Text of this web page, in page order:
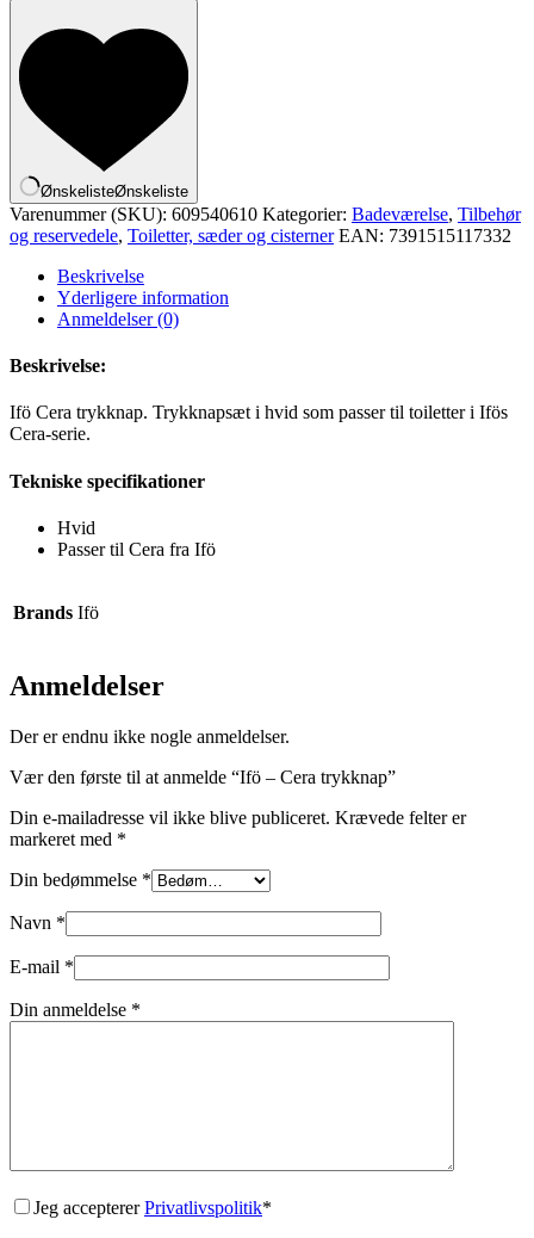
ØnskelisteØnskeliste
Varenummer (SKU): 609540610 Kategorier: Badeværelse, Tilbehør
og reservedele, Toiletter, sæder og cisterner EAN: 7391515117332
Beskrivelse
Yderligere information
Anmeldelser (0)
Beskrivelse:
Ifö Cera trykknap. Trykknapsæt i hvid som passer til toiletter i Ifös
Cera-serie.
Tekniske specifikationer
Hvid
Passer til Cera fra Ifö
Brands Ifö
Anmeldelser
Der er endnu ikke nogle anmeldelser.
Vær den første til at anmelde “Ifö – Cera trykknap”
Din e-mailadresse vil ikke blive publiceret. Krævede felter er
markeret med *
Din bedømmelse *
Navn *
E-mail *
Din anmeldelse *
Jeg acceptererPrivatlivspolitik*